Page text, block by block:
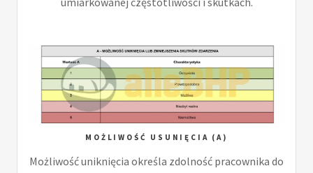
MOŻLIWOŚĆ USUNIĘCIA (A)
Możliwość uniknięcia określa zdolność pracownika do